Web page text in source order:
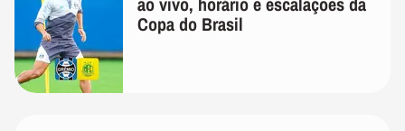
Copa do Brasil